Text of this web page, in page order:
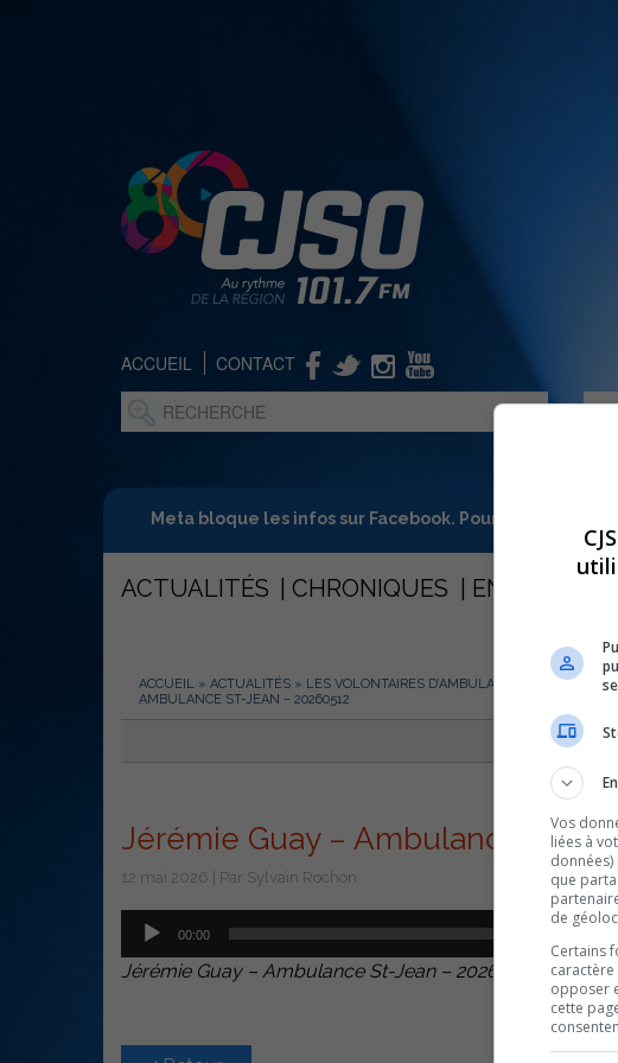
ACCUEIL CONTACT
Meta bloque les infos sur Facebook. Pour ne rien
ACTUALITÉS CHRONIQUES ENTREVUES
ACCUEIL » ACTUALITÉS » LES VOLONTAIRES D’AMBULANCE SAINT-JEAN À
AMBULANCE ST-JEAN – 20260512
Jérémie Guay – Ambulance St-
12 mai 2026 | Par Sylvain Rochon
Lecteur
audio
00:00
Jérémie Guay – Ambulance St-Jean – 20260512
Vos
liées à
que
de
Certains
opposer
cette